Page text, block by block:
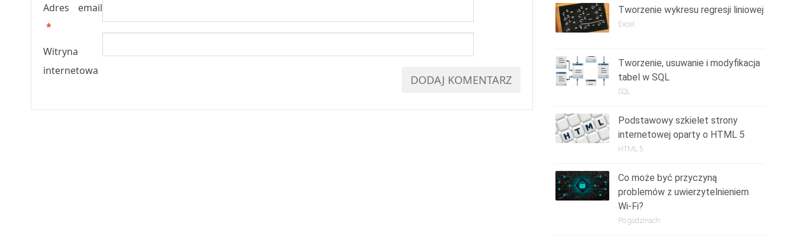
Adres email
*
Witryna
internetowa
Tworzenie wykresu regresji liniowej
Excel
Tworzenie, usuwanie i modyfikacja
tabel w SQL
SQL
Podstawowy szkielet strony
internetowej oparty o HTML 5
HTML 5
Co może być przyczyną
problemów z uwierzytelnieniem
Wi-Fi?
Po godzinach